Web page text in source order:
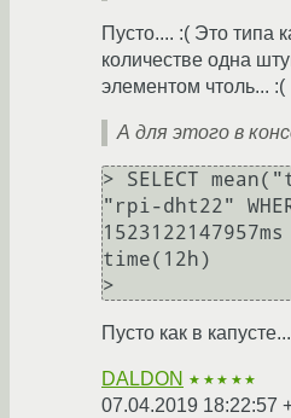
Пусто.... :( Это типа
количестве одна
элементом чтоль... :(
А для этого в
> SELECT
"rpi-dht22"
1523122147957ms
time(12h)
Пусто как в
DALDON ★★★★★
07.04.2019 18:22:57